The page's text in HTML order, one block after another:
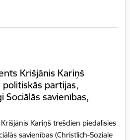
Krišjānis Kariņš
politiskās partijas,
Sociālās savienības,
Kariņš trešdien piedalīsies
savienības (Christlich-Soziale